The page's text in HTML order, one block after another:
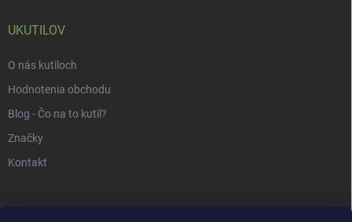
UKUTILOV
O nás kutiloch
Hodnotenia obchodu
Blog - Čo na to kutil?
Značky
Kontakt